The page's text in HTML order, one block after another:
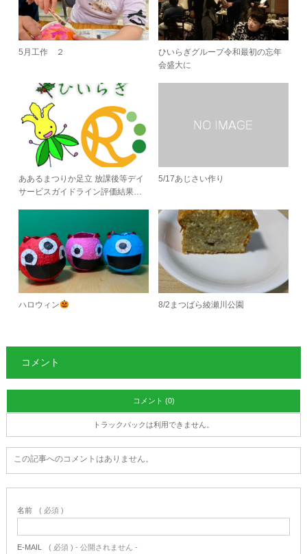
5月工作 ２
ひいらぎグループ令和最初の忘年
会盛大に
ああるまつりか足立 放課後等デイ
サービスガイドライン評価結果…
5/17あじさい作り
ハロウィン 8/2まつばら綾瀬川公園
コメント
コメント (0)
トラックバックは利用できません。
この記事へのコメントはありません。
名前 ( 必須 )
E-MAIL ( 必須 ) - 公開されません -